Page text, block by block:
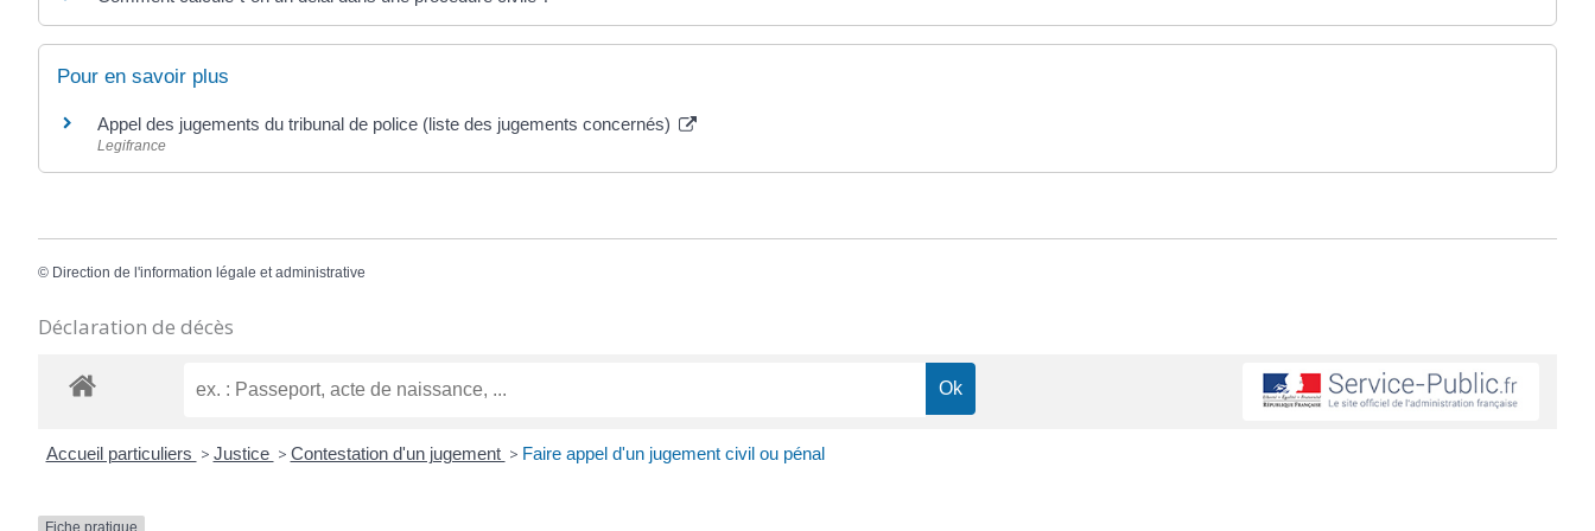
Pour en savoir plus
Appel des jugements du tribunal de police (liste des jugements concernés)
Legifrance
© Direction de l'information légale et administrative
Déclaration de décès
Accueil particuliers > Justice > Contestation d'un jugement > Faire appel d'un jugement civil ou pénal
Fiche pratique